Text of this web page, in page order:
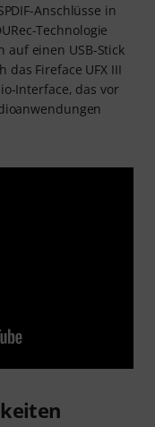
Anschlüsse in
Technologie
einen USB-Stick
Fireface UFX III
Interface, das vor